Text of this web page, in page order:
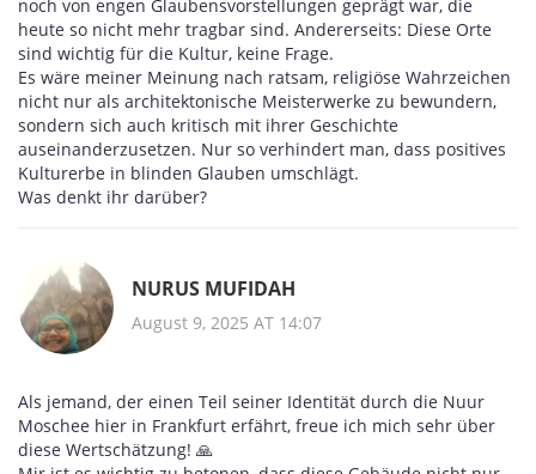
noch von engen Glaubensvorstellungen geprägt war, die
heute so nicht mehr tragbar sind. Andererseits: Diese Orte
sind wichtig für die Kultur, keine Frage.
Es wäre meiner Meinung nach ratsam, religiöse Wahrzeichen
nicht nur als architektonische Meisterwerke zu bewundern,
sondern sich auch kritisch mit ihrer Geschichte
auseinanderzusetzen. Nur so verhindert man, dass positives
Kulturerbe in blinden Glauben umschlägt.
Was denkt ihr darüber?
NURUS MUFIDAH
August 9, 2025 AT 14:07
Als jemand, der einen Teil seiner Identität durch die Nuur
Moschee hier in Frankfurt erfährt, freue ich mich sehr über
diese Wertschätzung! 🙏